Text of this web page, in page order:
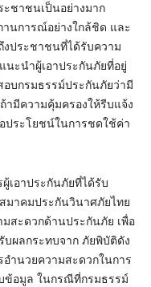
ะชาชนเป็นอย่างมาก
นการณ์อย่างใกล้ชิด และ
งประชาชนที่ได้รับความ
นะนำผู้เอาประกันภัยที่อยู่
บกรมธรรม์ประกันภัยว่ามี
ามีความคุ้มครองให้รีบแจ้ง
ประโยชน์ในการชดใช้ค่า
เอาประกันภัยที่ได้รับ
มาคมประกันวินาศภัยไทย
สะดวกด้านประกันภัย เพื่อ
บผลกระทบจาก ภัยพิบัติดัง
ำนวยความสะดวกในการ
ข้อมูล ในกรณีที่กรมธรรม์